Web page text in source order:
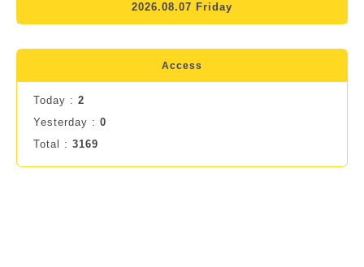
2026.08.07 Friday
Access
Today : 2
Yesterday : 0
Total : 3169